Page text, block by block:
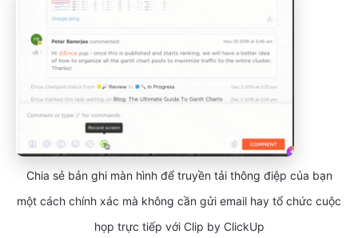
Chia sẻ bản ghi màn hình để truyền tải thông điệp của bạn
một cách chính xác mà không cần gửi email hay tổ chức cuộc
họp trực tiếp với Clip by ClickUp